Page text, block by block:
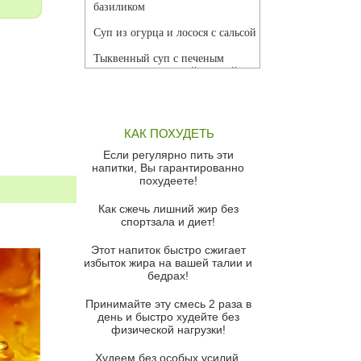
базиликом
Суп из огурца и лосося с сальсой
Тыквенный суп с печеным
чесноком и томатной сальсой
красного перца
Парижский луковый суп
Суп из спаржи и горошка с
Суп-крем из цветной капусты
Французский луковый суп
Суп из баклажанов с моцареллой
Грибной крем-суп с кростини с
козьим сыром
Суп мисо с зеленым луком и
КАК ПОХУДЕТЬ
Если регулярно пить эти
напитки, Вы гарантированно
похудеете!
Как сжечь лишний жир без
спортзала и диет!
Этот напиток быстро сжигает
избыток жира на вашей талии и
бедрах!
Принимайте эту смесь 2 раза в
день и быстро худейте без
физической нагрузки!
Худеем без особых усилий,